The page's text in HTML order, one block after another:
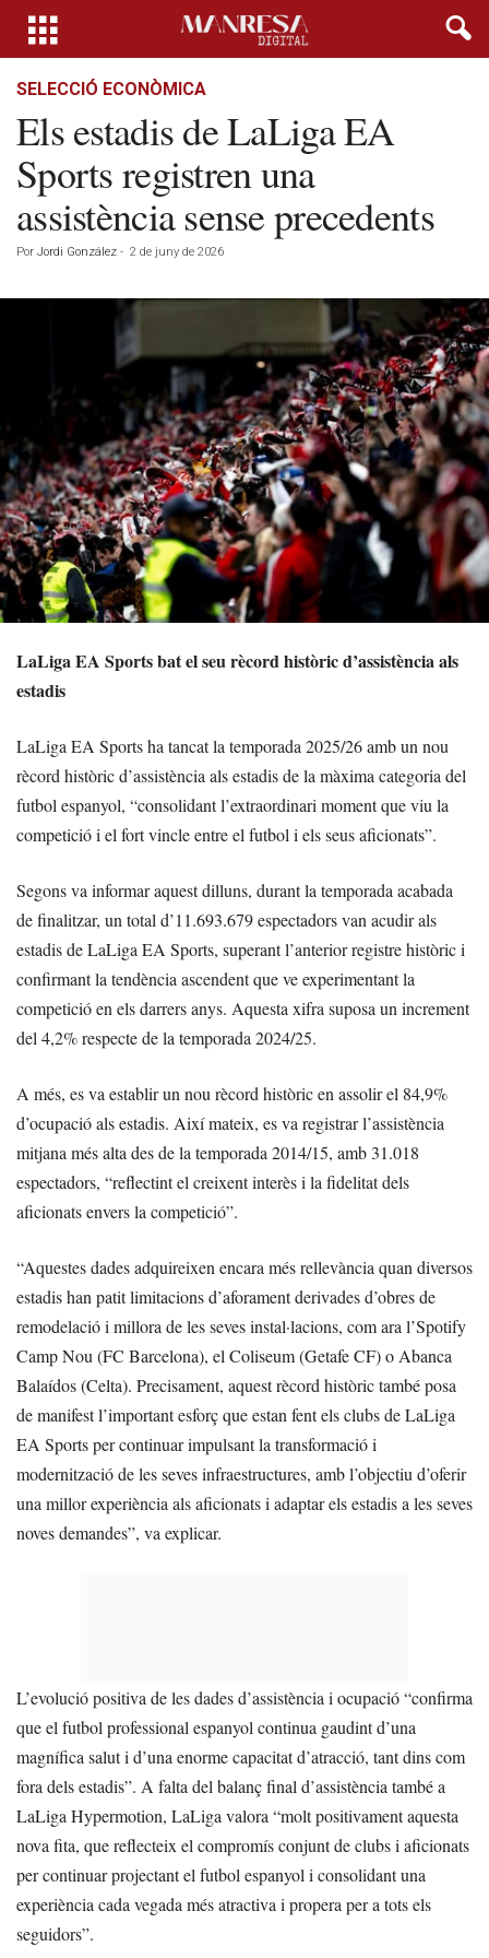
SELECCIÓ ECONÒMICA
Els estadis de LaLiga EA
Sports registren una
assistència sense precedents
Por Jordi González - 2 de juny de 2026
LaLiga EA Sports bat el seu rècord històric d’assistència als
estadis
LaLiga EA Sports ha tancat la temporada 2025/26 amb un nou
rècord històric d’assistència als estadis de la màxima categoria del
futbol espanyol, “consolidant l’extraordinari moment que viu la
competició i el fort vincle entre el futbol i els seus aficionats”.
Segons va informar aquest dilluns, durant la temporada acabada
de finalitzar, un total d’11.693.679 espectadors van acudir als
estadis de LaLiga EA Sports, superant l’anterior registre històric i
confirmant la tendència ascendent que ve experimentant la
competició en els darrers anys. Aquesta xifra suposa un increment
del 4,2% respecte de la temporada 2024/25.
A més, es va establir un nou rècord històric en assolir el 84,9%
d’ocupació als estadis. Així mateix, es va registrar l’assistència
mitjana més alta des de la temporada 2014/15, amb 31.018
espectadors, “reflectint el creixent interès i la fidelitat dels
aficionats envers la competició”.
“Aquestes dades adquireixen encara més rellevància quan diversos
estadis han patit limitacions d’aforament derivades d’obres de
remodelació i millora de les seves instal·lacions, com ara l’Spotify
Camp Nou (FC Barcelona), el Coliseum (Getafe CF) o Abanca
Balaídos (Celta). Precisament, aquest rècord històric també posa
de manifest l’important esforç que estan fent els clubs de LaLiga
EA Sports per continuar impulsant la transformació i
modernització de les seves infraestructures, amb l’objectiu d’oferir
una millor experiència als aficionats i adaptar els estadis a les seves
noves demandes”, va explicar.
L’evolució positiva de les dades d’assistència i ocupació “confirma
que el futbol professional espanyol continua gaudint d’una
magnífica salut i d’una enorme capacitat d’atracció, tant dins com
fora dels estadis”. A falta del balanç final d’assistència també a
LaLiga Hypermotion, LaLiga valora “molt positivament aquesta
nova fita, que reflecteix el compromís conjunt de clubs i aficionats
per continuar projectant el futbol espanyol i consolidant una
experiència cada vegada més atractiva i propera per a tots els
seguidors”.